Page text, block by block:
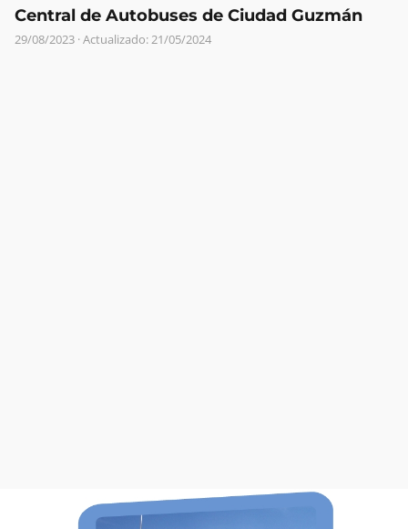
Central de Autobuses de Ciudad Guzmán
29/08/2023 · Actualizado: 21/05/2024